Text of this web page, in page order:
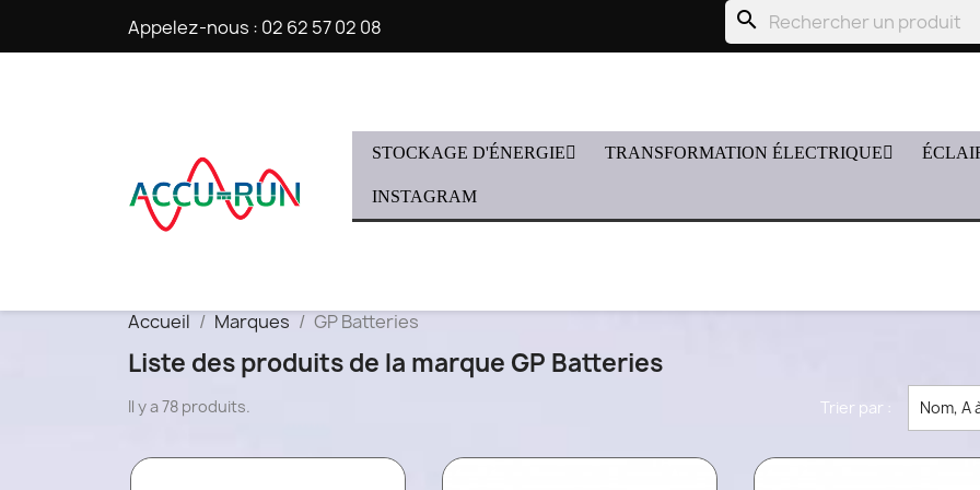
Appelez-nous : 02 62 57 02 08 search
STOCKAGE D'ÉNERGIE TRANSFORMATION ÉLECTRIQUE
INSTAGRAM
Accueil Marques GP Batteries
Liste des produits de la marque GP Batteries
Il y a 78 produits. Trier par : Nom, A